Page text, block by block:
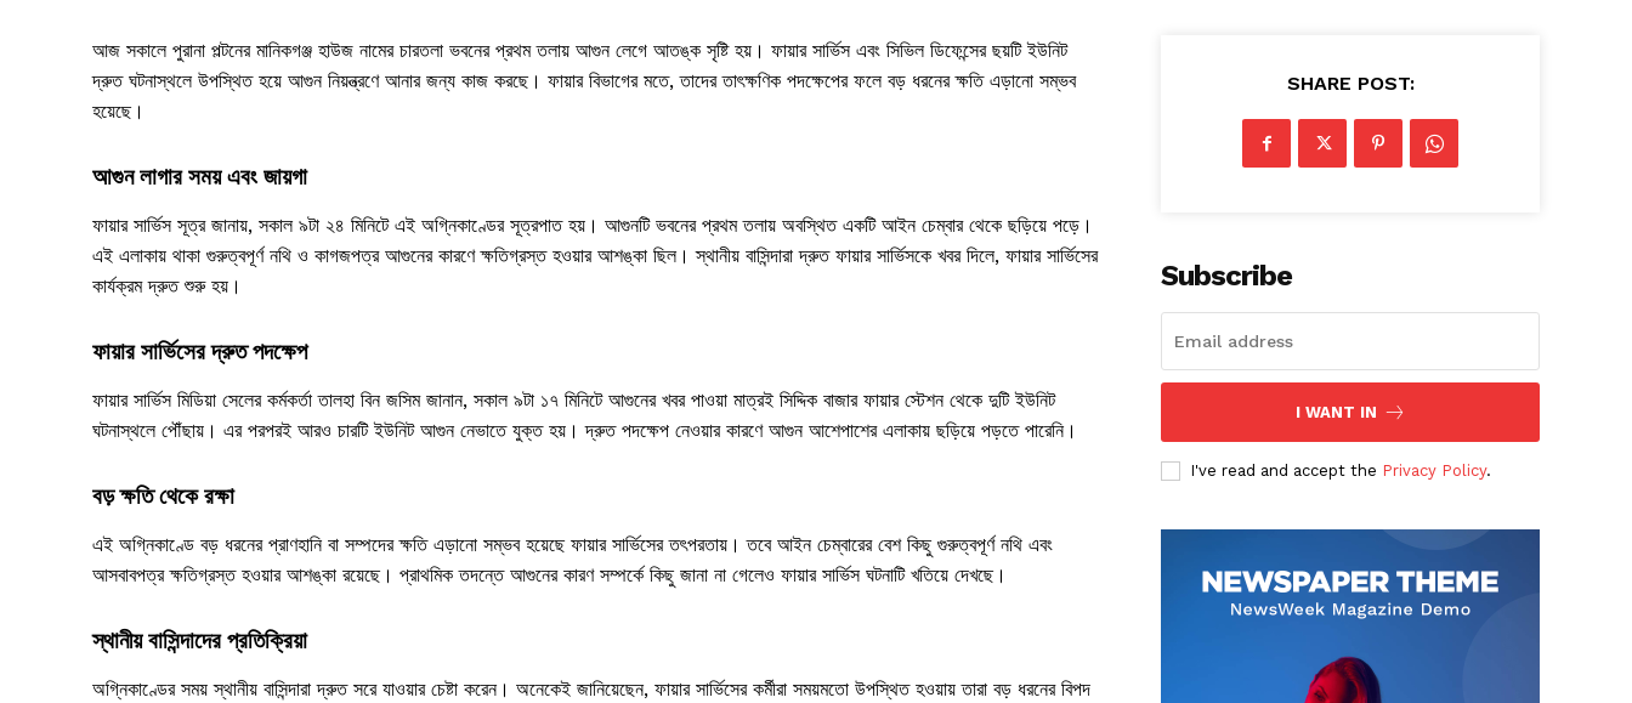
আজ সকালে পুরানা পল্টনের মানিকগঞ্জ হাউজ নামের চারতলা ভবনের প্রথম তলায় আগুন লেগে আতঙ্ক সৃষ্টি হয়। ফায়ার সার্ভিস এবং সিভিল ডিফেন্সের ছয়টি ইউনিট
দ্রুত ঘটনাস্থলে উপস্থিত হয়ে আগুন নিয়ন্ত্রণে আনার জন্য কাজ করছে। ফায়ার বিভাগের মতে, তাদের তাৎক্ষণিক পদক্ষেপের ফলে বড় ধরনের ক্ষতি এড়ানো সম্ভব
হয়েছে।
আগুন লাগার সময় এবং জায়গা
ফায়ার সার্ভিস সূত্র জানায়, সকাল ৯টা ২৪ মিনিটে এই অগ্নিকাণ্ডের সূত্রপাত হয়। আগুনটি ভবনের প্রথম তলায় অবস্থিত একটি আইন চেম্বার থেকে ছড়িয়ে পড়ে।
এই এলাকায় থাকা গুরুত্বপূর্ণ নথি ও কাগজপত্র আগুনের কারণে ক্ষতিগ্রস্ত হওয়ার আশঙ্কা ছিল। স্থানীয় বাসিন্দারা দ্রুত ফায়ার সার্ভিসকে খবর দিলে, ফায়ার সার্ভিসের
কার্যক্রম দ্রুত শুরু হয়।
ফায়ার সার্ভিসের দ্রুত পদক্ষেপ
ফায়ার সার্ভিস মিডিয়া সেলের কর্মকর্তা তালহা বিন জসিম জানান, সকাল ৯টা ১৭ মিনিটে আগুনের খবর পাওয়া মাত্রই সিদ্দিক বাজার ফায়ার স্টেশন থেকে দুটি ইউনিট
ঘটনাস্থলে পৌঁছায়। এর পরপরই আরও চারটি ইউনিট আগুন নেভাতে যুক্ত হয়। দ্রুত পদক্ষেপ নেওয়ার কারণে আগুন আশেপাশের এলাকায় ছড়িয়ে পড়তে পারেনি।
বড় ক্ষতি থেকে রক্ষা
এই অগ্নিকাণ্ডে বড় ধরনের প্রাণহানি বা সম্পদের ক্ষতি এড়ানো সম্ভব হয়েছে ফায়ার সার্ভিসের তৎপরতায়। তবে আইন চেম্বারের বেশ কিছু গুরুত্বপূর্ণ নথি এবং
আসবাবপত্র ক্ষতিগ্রস্ত হওয়ার আশঙ্কা রয়েছে। প্রাথমিক তদন্তে আগুনের কারণ সম্পর্কে কিছু জানা না গেলেও ফায়ার সার্ভিস ঘটনাটি খতিয়ে দেখছে।
স্থানীয় বাসিন্দাদের প্রতিক্রিয়া
অগ্নিকাণ্ডের সময় স্থানীয় বাসিন্দারা দ্রুত সরে যাওয়ার চেষ্টা করেন। অনেকেই জানিয়েছেন, ফায়ার সার্ভিসের কর্মীরা সময়মতো উপস্থিত হওয়ায় তারা বড় ধরনের বিপদ
SHARE POST:
Subscribe
I WANT IN
I've read and accept the Privacy Policy.